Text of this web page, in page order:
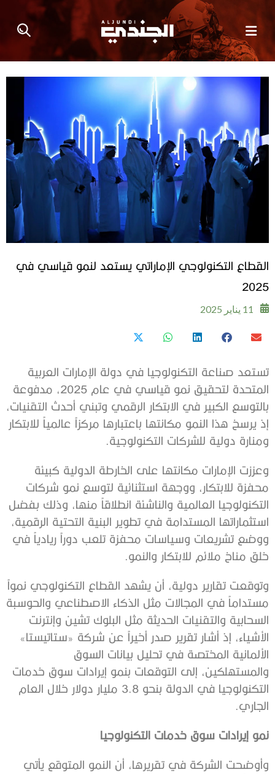
القطاع التكنولوجي الإماراتي يستعد لنمو قياسي في
2025
11 يناير 2025
تستعد صناعة التكنولوجيا في دولة الإمارات العربية
المتحدة لتحقيق نمو قياسي في عام 2025، مدفوعة
بالتوسع الكبير في الابتكار الرقمي وتبني أحدث التقنيات،
إذ يرسخ هذا النمو مكانتها باعتبارها مركزاً عالمياً للابتكار
ومنارة دولية للشركات التكنولوجية.
وعززت الإمارات مكانتها على الخارطة الدولية كبيئة
محفزة للابتكار، ووجهة استثنائية لتوسع نمو شركات
التكنولوجيا العالمية والناشئة انطلاقاً منها، وذلك بفضل
استثماراتها المستدامة في تطوير البنية التحتية الرقمية،
ووضع تشريعات وسياسات محفزة تلعب دوراً ريادياً في
خلق مناخ ملائم للابتكار والنمو.
وتوقعت تقارير دولية، أن يشهد القطاع التكنولوجي نمواً
مستداماً في المجالات مثل الذكاء الاصطناعي والحوسبة
السحابية والتقنيات الحديثة مثل البلوك تشين وإنترنت
الأشياء، إذ أشار تقرير صدر أخيراً عن شركة «ستاتيستا»
الألمانية المختصة في تحليل بيانات السوق
والمستهلكين، إلى التوقعات بنمو إيرادات سوق خدمات
التكنولوجيا في الدولة بنحو 3.8 مليار دولار خلال العام
الجاري.
نمو إيرادات سوق خدمات التكنولوجيا
وأوضحت الشركة في تقريرها، أن النمو المتوقع يأتي